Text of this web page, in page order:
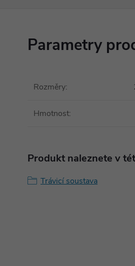
Parametry
Rozměry:
Hmotnost:
Produkt naleznete v
Trávicí soustava